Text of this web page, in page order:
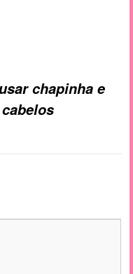
chapinha e